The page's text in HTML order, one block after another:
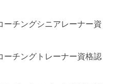
ングシニアレーナー資
ングトレーナー資格認